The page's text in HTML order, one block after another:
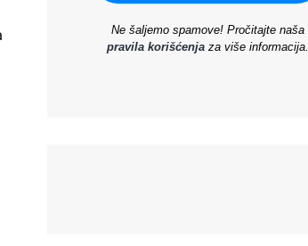
Ne šaljemo spamove! Pročitajte naša
pravila korišćenjaza više informacija.